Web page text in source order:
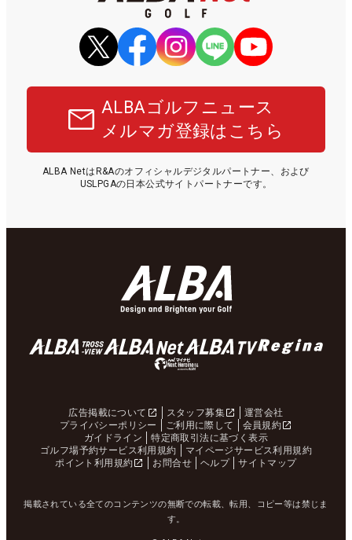
ALBAゴルフニュース
メルマガ登録はこちら
ALBA NetはR&Aのオフィシャルデジタルパートナー、および
USLPGAの日本公式サイトパートナーです。
広告掲載について スタッフ募集
運営会社
プライバシーポリシー
ご利用に際して
会員規約
ガイドライン
特定商取引法に基づく表示
ゴルフ場予約サービス利用規約
マイページサービス利用規約
ポイント利用規約
お問合せ ヘルプ サイトマップ
掲載されている全てのコンテンツの無断での転載、転用、コピー等は禁じま
す。